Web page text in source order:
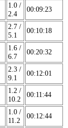
1.0 /
2.4
00:09:23
2.7 /
5.1
00:10:18
1.6 /
6.7
00:20:32
2.3 /
9.1
00:12:01
1.2 /
10.2
00:11:44
1.0 /
11.2
00:12:44